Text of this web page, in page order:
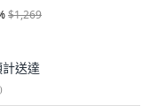
$1,269
送達
)